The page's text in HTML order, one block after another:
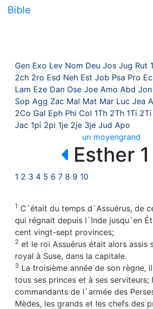
Bible
Gen Exo Lev Nom Deu Jos Jug Rut
2ch 2ro Esd Neh Est Job Psa Pro
Lam Eze Dan Ose Joe Amo Abd Jon
Sop Agg Zac Mal Mat Mar Luc Jea
2Co Gal Eph Phi Col 1Th 2Th 1Ti 2Ti
Jac 1pi 2pi 1je 2je 3je Jud Apo
un moyengrand
Esther 1
1 2 3 4 5 6 7 8 9 10
1 C`était du temps d`Assuérus, de
qui régnait depuis l`Inde jusqu`en
cent vingt-sept provinces;
2 et le roi Assuérus était alors assis
royal à Suse, dans la capitale.
3 La troisième année de son règne,
tous ses princes et à ses serviteurs;
commandants de l`armée des
Mèdes, les grands et les chefs des